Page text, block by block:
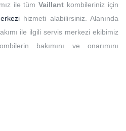
ile tümVaillant kombileriniz için
hizmeti alabilirsiniz. Alanında
ile ilgili servis merkezi ekibimiz
bakımını ve onarımını